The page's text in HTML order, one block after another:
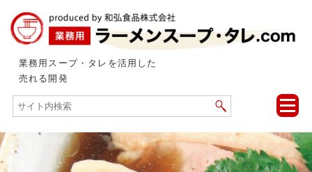
業務用スープ・タレを活用した
売れる開発
toggle